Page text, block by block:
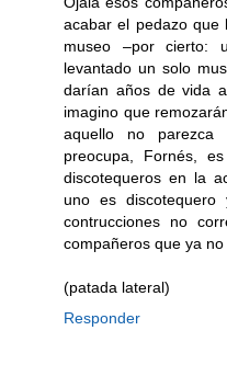
acabar el pedazo que
museo –por cierto:
levantado un solo
darían años de vida
imagino que
aquello no
preocupa, Fornés,
discotequeros en la
uno es
contrucciones no
compañeros que ya
(patada lateral)
Responder